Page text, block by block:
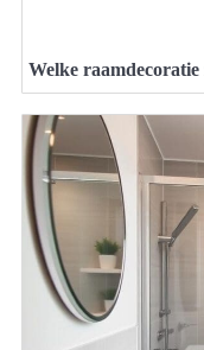
Welke